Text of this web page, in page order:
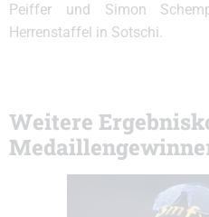
Peiffer und Simon
Herrenstaffel in Sotschi.
Weitere